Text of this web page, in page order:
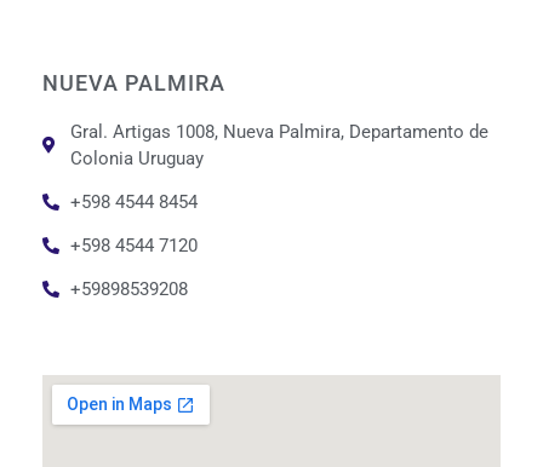
NUEVA PALMIRA
Gral. Artigas 1008, Nueva Palmira, Departamento de
Colonia Uruguay
+598 4544 8454
+598 4544 7120
+59898539208